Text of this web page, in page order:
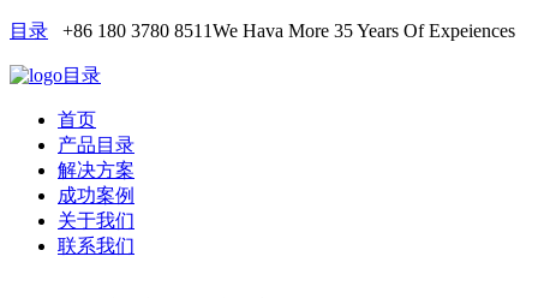
目录 +86 180 3780 8511We Hava More 35 Years Of Expeiences
目录
首页
产品目录
解决方案
成功案例
关于我们
联系我们